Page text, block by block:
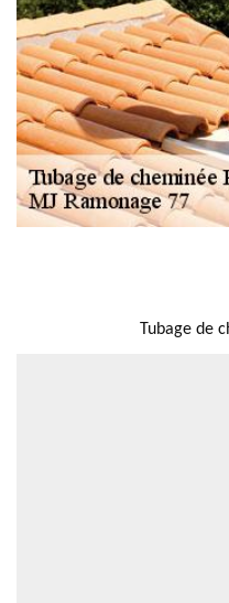
Tubage de